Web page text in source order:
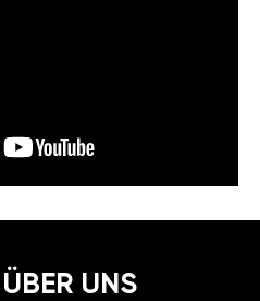
ÜBER UNS